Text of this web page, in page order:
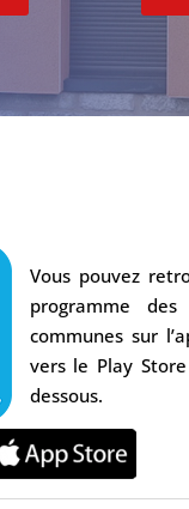
Vous pouvez
programme
communes sur
vers le Play
dessous.